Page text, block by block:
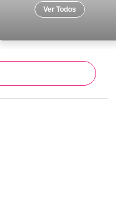
Ver Todos